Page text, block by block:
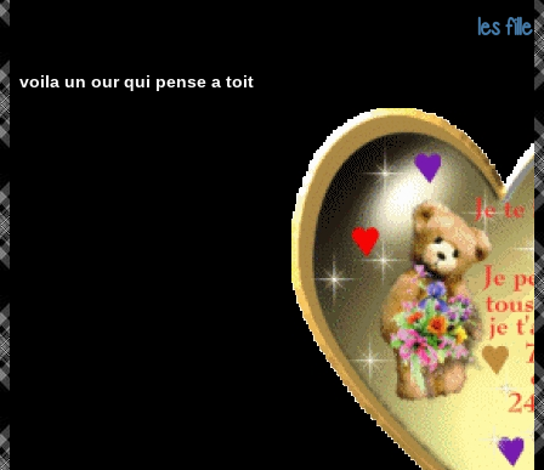
les fille
voila un our qui pense a toit